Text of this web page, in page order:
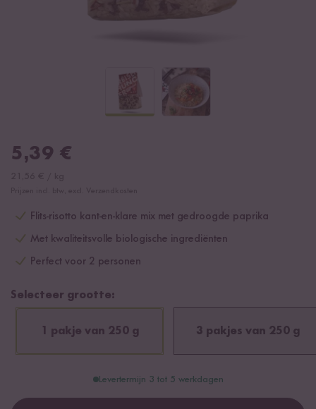
5,39 €
Flits-risotto kant-en-klare mix met gedroogde paprika
Met kwaliteitsvolle biologische ingrediënten
Perfect voor 2 personen
Selecteer grootte:
1 pakje van 250 g 3 pakjes van 250 g
Levertermijn 3 tot 5 werkdagen